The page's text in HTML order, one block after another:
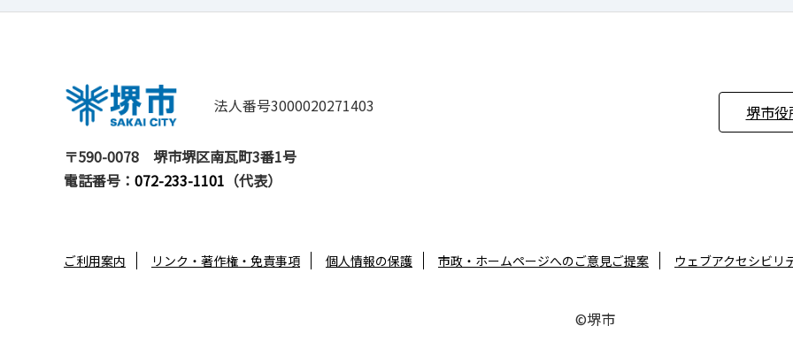
法人番号3000020271403
〒590-0078
堺市堺区南瓦町3番1号
電話番号： 072-233-1101 （代表）
堺市
ご利用案内 リンク・著作権・免責事項 個人情報の保護 市政・ホームページへのご意見ご提案 ウェブアクセシビリ
©堺市